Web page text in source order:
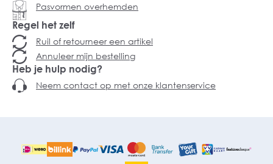
Pasvormen overhemden
Regel het zelf
Ruil of retourneer een artikel
Annuleer mijn bestelling
Heb je hulp nodig?
Neem contact op met onze klantenservice